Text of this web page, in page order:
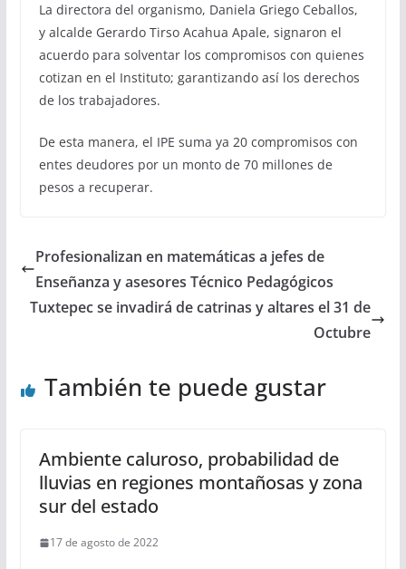
La directora del organismo, Daniela Griego Ceballos,
y alcalde Gerardo Tirso Acahua Apale, signaron el
acuerdo para solventar los compromisos con quienes
cotizan en el Instituto; garantizando así los derechos
de los trabajadores.
De esta manera, el IPE suma ya 20 compromisos con
entes deudores por un monto de 70 millones de
pesos a recuperar.
Profesionalizan en matemáticas a jefes de
Enseñanza y asesores Técnico Pedagógicos
Tuxtepec se invadirá de catrinas y altares el 31 de
Octubre
También te puede gustar
Ambiente caluroso, probabilidad de
lluvias en regiones montañosas y zona
sur del estado
17 de agosto de 2022